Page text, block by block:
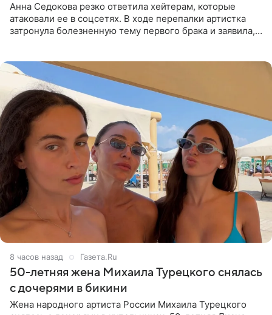
Анна Седокова резко ответила хейтерам, которые
атаковали ее в соцсетях. В ходе перепалки артистка
затронула болезненную тему первого брака и заявила,
8 часов назад Газета.Ru
50-летняя жена Михаила Турецкого снялась
с дочерями в бикини
Жена народного артиста России Михаила Турецкого